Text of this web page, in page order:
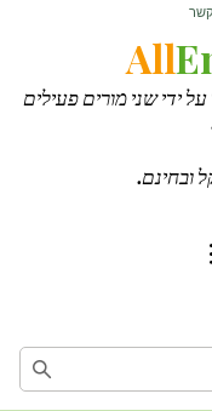
קשר
All
ידי שני מורים פעילים
ובחינם.